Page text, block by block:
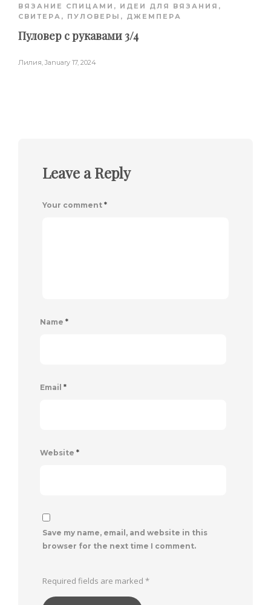
ВЯЗАНИЕ СПИЦАМИ , ИДЕИ ДЛЯ ВЯЗАНИЯ ,
СВИТЕРА, ПУЛОВЕРЫ, ДЖЕМПЕРА
Пуловер с рукавами 3/4
Лилия, January 17, 2024
Leave a Reply
Your comment *
Name *
Email *
Website *
Save my name, email, and website in this
browser for the next time I comment.
Required fields are marked *